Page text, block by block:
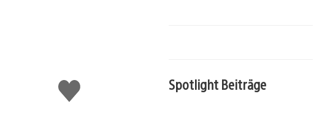
Gefällt
mir
Spotlight Beiträge